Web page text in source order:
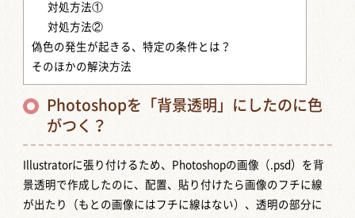
対処方法①
対処方法②
偽色の発生が起きる、特定の条件とは？
そのほかの解決方法
Photoshopを「背景透明」にしたのに色
がつく？
Illustratorに張り付けるため、Photoshopの画像（.psd）を背
景透明で作成したのに、配置、貼り付けたら画像のフチに線
が出たり（もとの画像にはフチに線はない）、透明の部分に